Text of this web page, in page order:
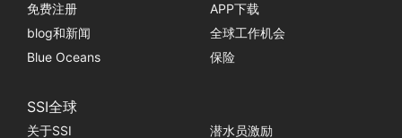
免费注册
APP下载
blog和新闻
全球工作机会
Blue Oceans
保险
SSI全球
关于SSI
潜水员激励